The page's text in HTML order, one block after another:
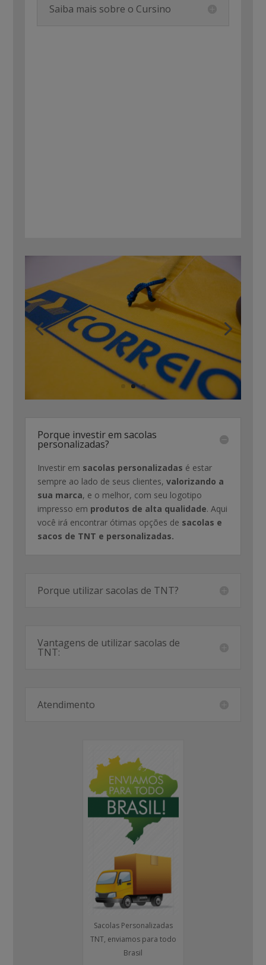
Saiba mais sobre o Cursino
Porque investir em sacolas
personalizadas?
Investir em sacolas personalizadas é estar
sempre ao lado de seus clientes,valorizando a
sua marca, e o melhor, com seu logotipo
impresso em produtos de alta qualidade. Aqui
você irá encontrar ótimas opções de sacolas e
sacos de TNT e personalizadas.
Porque utilizar sacolas de TNT?
Vantagens de utilizar sacolas de
TNT:
Atendimento
Sacolas Personalizadas
TNT, enviamos para todo
Brasil